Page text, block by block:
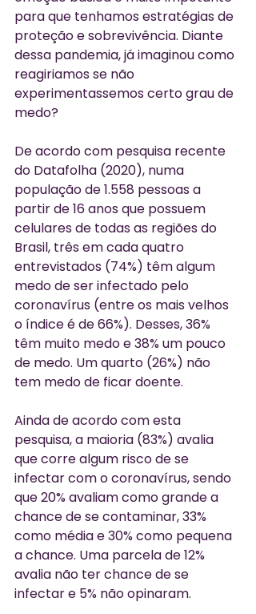
para que tenhamos estratégias de
proteção e sobrevivência. Diante
dessa pandemia, já imaginou como
reagiriamos se não
experimentassemos certo grau de
medo?
De acordo com pesquisa recente
do Datafolha (2020), numa
população de 1.558 pessoas a
partir de 16 anos que possuem
celulares de todas as regiões do
Brasil, três em cada quatro
entrevistados (74%) têm algum
medo de ser infectado pelo
coronavírus (entre os mais velhos
o índice é de 66%). Desses, 36%
têm muito medo e 38% um pouco
de medo. Um quarto (26%) não
tem medo de ficar doente.
Ainda de acordo com esta
pesquisa, a maioria (83%) avalia
que corre algum risco de se
infectar com o coronavírus, sendo
que 20% avaliam como grande a
chance de se contaminar, 33%
como média e 30% como pequena
a chance. Uma parcela de 12%
avalia não ter chance de se
infectar e 5% não opinaram.